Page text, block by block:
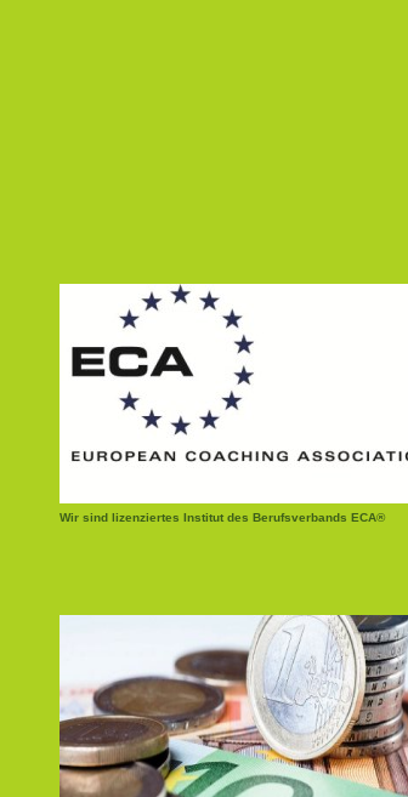
Wir sind lizenziertes Institut des Berufsverbands ECA®